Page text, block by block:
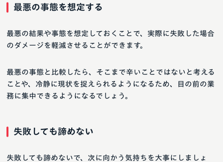
最悪の事態を想定する
最悪の結果や事態を想定しておくことで、実際に失敗した場合
のダメージを軽減させることができます。
最悪の事態と比較したら、そこまで辛いことではないと考える
ことや、冷静に現状を捉えられるようになるため、目の前の業
務に集中できるようになるでしょう。
失敗しても諦めない
失敗しても諦めないで、次に向かう気持ちを大事にしましょ